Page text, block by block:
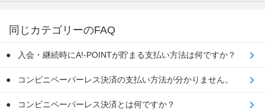
同じカテゴリーのFAQ
入会・継続時にA!-POINTが貯まる支払い方法は何ですか？
コンビニペーパーレス決済の支払い方法が分かりません。
コンビニペーパーレス決済とは何ですか？